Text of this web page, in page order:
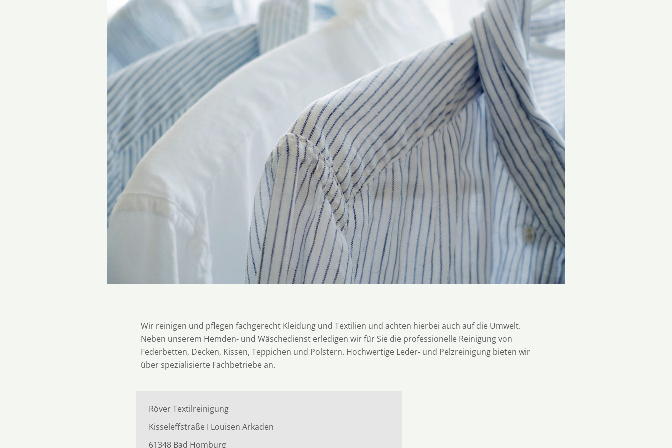
Wir reinigen und pflegen fachgerecht Kleidung und Textilien und achten hierbei auch auf die Umwelt.
Neben unserem Hemden- und Wäschedienst erledigen wir für Sie die professionelle Reinigung von
Federbetten, Decken, Kissen, Teppichen und Polstern. Hochwertige Leder- und Pelzreinigung bieten wir
über spezialisierte Fachbetriebe an.
Röver Textilreinigung
Kisseleffstraße I Louisen Arkaden
61348 Bad Homburg